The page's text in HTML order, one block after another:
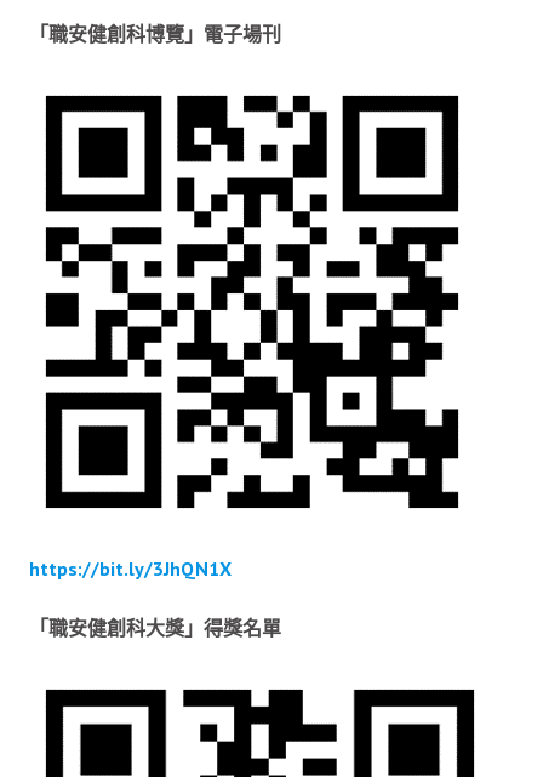
「職安健創科博覽」電子場刊
https://bit.ly/3JhQN1X
「職安健創科大獎」得獎名單